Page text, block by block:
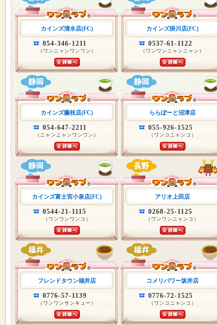
カインズ清水店(FC)
054-346-1211
（ワンニャンワンワン）
カインズ掛川店(FC)
0537-61-1122
（ワンワンニャンニャン）
カインズ藤枝店(FC)
054-647-2211
（ニャンニャンワンワン）
ららぽーと沼津店
055-926-1525
（ワンコニャンコ）
カインズ富士宮小泉店(FC)
0544-21-1115
（ワンワンワンコ）
アリオ上田店
0268-25-1125
（ワンワンニャンコ）
フレンドタウン福井店
0776-57-1139
（ワンワンサンキュー）
コメリパワー坂井店
0776-72-1525
（ワンコニャンコ）